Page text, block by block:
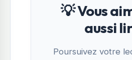
💡 Vous
aussi
Poursuivez votre